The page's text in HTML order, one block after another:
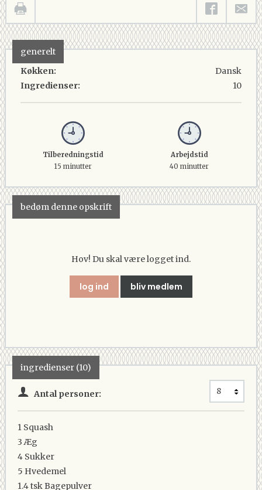
generelt
Køkken:
Ingredienser:
Dansk
10
Tilberedningstid
15 minutter
Arbejdstid
40 minutter
bedøm denne opskrift
Hov! Du skal være logget ind.
log ind bliv medlem
ingredienser (10)
Antal personer:
1 Squash
3Æg
4 Sukker
5 Hvedemel
1.4 tskBagepulver